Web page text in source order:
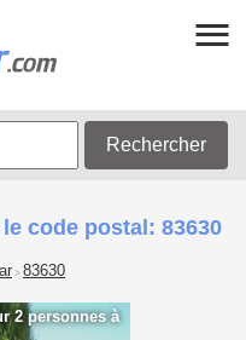
Rechercher
code postal: 83630
> 83630
2 personnes à